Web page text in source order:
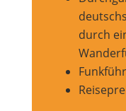
durch